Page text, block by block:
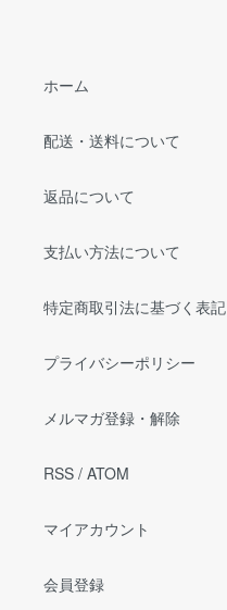
ホーム
配送・送料について
返品について
支払い方法について
特定商取引法に基づく表記
プライバシーポリシー
メルマガ登録・解除
RSS / ATOM
マイアカウント
会員登録